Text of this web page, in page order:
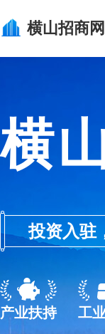
横山招商网
横
投资入驻
产业扶持 工